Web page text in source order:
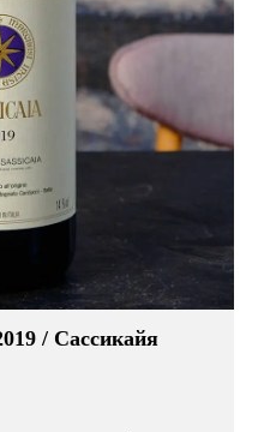
/ Сассикайя